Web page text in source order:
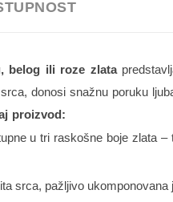
belog ili roze zlata
donosi snažnu poruku
proizvod:
u tri raskošne boje zlata
srca, pažljivo